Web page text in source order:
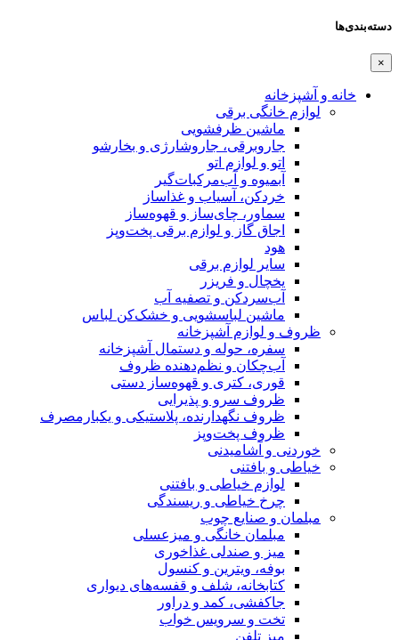
دسته‌بندی‌ها
×
خانه و آشپزخانه
لوازم خانگی برقی
ماشین ظرفشویی
جاروبرقی، جاروشارژی و بخارشو
اتو و لوازم اتو
آبمیوه و آب‌مرکبات‌گیر
خردکن، آسیاب و غذاساز
سماور، چای‌ساز و قهوه‌ساز
اجاق گاز و لوازم برقی پخت‌وپز
هود
سایر لوازم برقی
یخچال و فریزر
آب‌سردکن و تصفیه آب
ماشین لباسشویی و خشک‌کن لباس
ظروف و لوازم آشپزخانه
سفره، حوله و دستمال آشپزخانه
آب‌چکان و نظم‌دهنده ظروف
قوری، کتری و قهوه‌ساز دستی
ظروف سرو و پذیرایی
ظروف نگهدارنده، پلاستیکی و یکبارمصرف
ظروف پخت‌وپز
خوردنی و آشامیدنی
خیاطی و بافتنی
لوازم خیاطی و بافتنی
چرخ خیاطی و ریسندگی
مبلمان و صنایع چوب
مبلمان خانگی و میزعسلی
میز و صندلی غذاخوری
بوفه، ویترین و کنسول
کتابخانه، شلف و قفسه‌های دیواری
جاکفشی، کمد و دراور
تخت و سرویس خواب
میز تلفن